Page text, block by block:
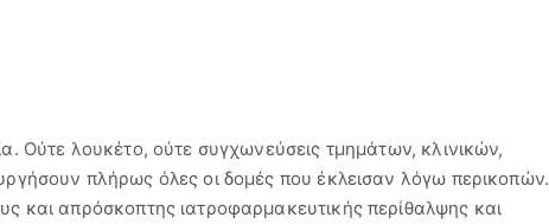
Ούτε λουκέτο, ούτε συγχωνεύσεις τμημάτων, κλινικών,
πλήρως όλες οι δομές που έκλεισαν λόγω περικοπών.
και απρόσκοπτης ιατροφαρμακευτικής περίθαλψης και